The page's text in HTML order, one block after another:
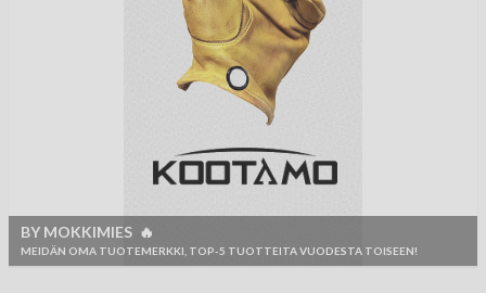
BY MOKKIMIES 🔥
MEIDÄN OMA TUOTEMERKKI, TOP-5 TUOTTEITA VUODESTA TOISEEN!